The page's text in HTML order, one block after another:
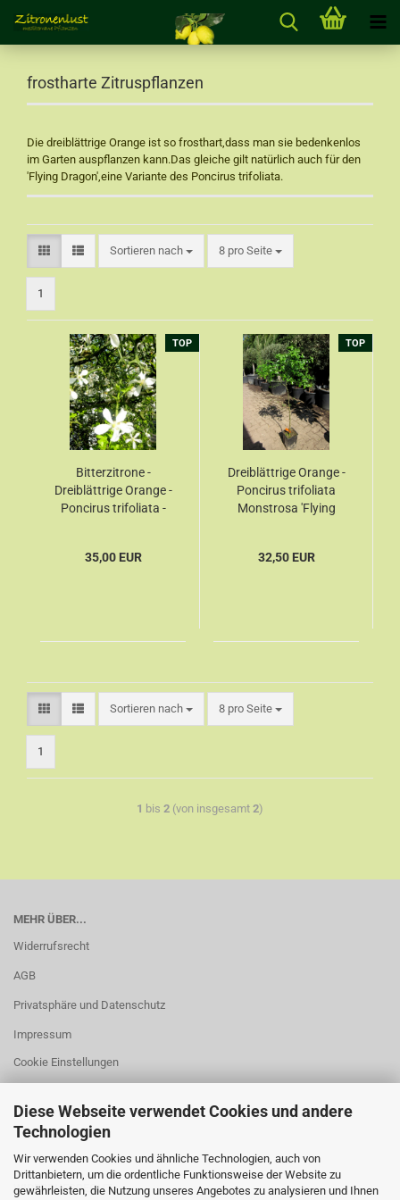
Diese Webseite verwendet Cookies und andere
Technologien
Wir verwenden Cookies und ähnliche Technologien, auch von
Drittanbietern, um die ordentliche Funktionsweise der Website zu
gewährleisten, die Nutzung unseres Angebotes zu analysieren und Ihnen
frostharte Zitruspflanzen
Die dreiblättrige Orange ist so frosthart,dass man sie bedenkenlos
im Garten auspflanzen kann.Das gleiche gilt natürlich auch für den
'Flying Dragon',eine Variante des Poncirus trifoliata.
Sortieren nach 8 pro Seite
1
TOP
Bitterzitrone -
Dreiblättrige Orange -
Poncirus trifoliata -
35,00 EUR
TOP
Dreiblättrige Orange -
Poncirus trifoliata
Monstrosa 'Flying
32,50 EUR
Sortieren nach 8 pro Seite
1
1 bis 2 (von insgesamt 2)
MEHR ÜBER...
Widerrufsrecht
AGB
Privatsphäre und Datenschutz
Impressum
Cookie Einstellungen
WIDERRUFSRECHT